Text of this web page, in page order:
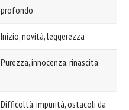
profondo
Inizio, novità, leggerezza
Purezza, innocenza, rinascita
Difficoltà, impurità, ostacoli da